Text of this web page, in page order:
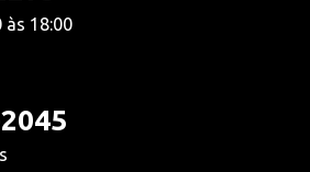
às 18:00